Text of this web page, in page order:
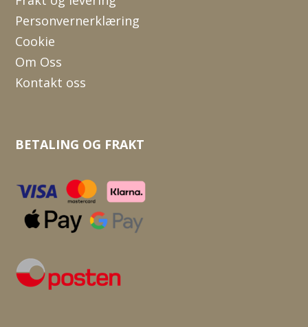
Personvernerklæring
Cookie
Om Oss
Kontakt oss
BETALING OG FRAKT